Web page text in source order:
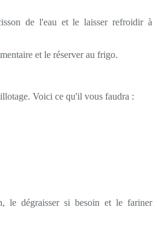
de l'eau et le laisser refroidir à
et le réserver au frigo.
Voici ce qu'il vous faudra :
le dégraisser si besoin et le fariner